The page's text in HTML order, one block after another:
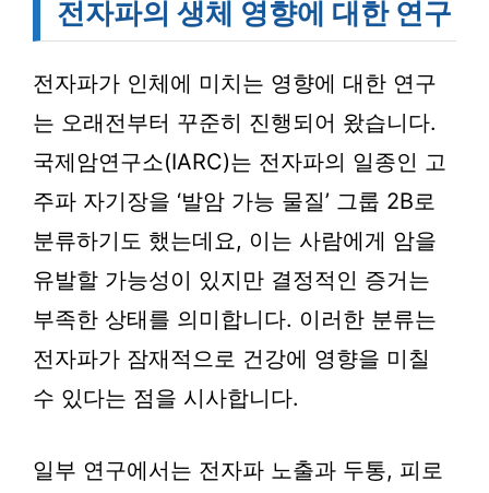
전자파의 생체 영향에 대한 연구
전자파가 인체에 미치는 영향에 대한 연구
는 오래전부터 꾸준히 진행되어 왔습니다.
국제암연구소(IARC)는 전자파의 일종인 고
주파 자기장을 ‘발암 가능 물질’ 그룹 2B로
분류하기도 했는데요, 이는 사람에게 암을
유발할 가능성이 있지만 결정적인 증거는
부족한 상태를 의미합니다. 이러한 분류는
전자파가 잠재적으로 건강에 영향을 미칠
수 있다는 점을 시사합니다.
일부 연구에서는 전자파 노출과 두통, 피로